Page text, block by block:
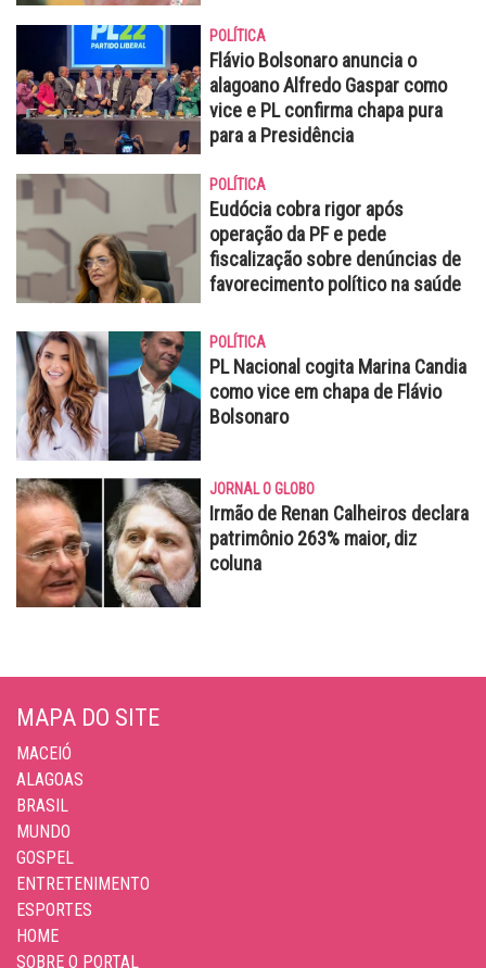
POLÍTICA
Flávio Bolsonaro anuncia o
alagoano Alfredo Gaspar como
vice e PL confirma chapa pura
para a Presidência
POLÍTICA
Eudócia cobra rigor após
operação da PF e pede
fiscalização sobre denúncias de
favorecimento político na saúde
POLÍTICA
PL Nacional cogita Marina Candia
como vice em chapa de Flávio
Bolsonaro
JORNAL O GLOBO
Irmão de Renan Calheiros declara
patrimônio 263% maior, diz
coluna
MAPA DO SITE
MACEIÓ
ALAGOAS
BRASIL
MUNDO
GOSPEL
ENTRETENIMENTO
ESPORTES
HOME
SOBRE O PORTAL